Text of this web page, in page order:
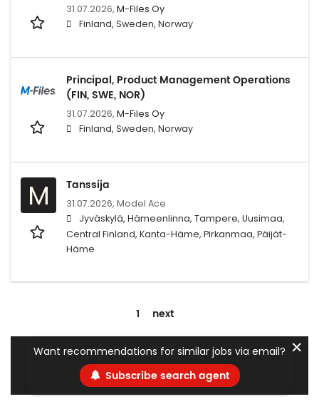
31.07.2026, M-Files Oy
Finland, Sweden, Norway
Principal, Product Management Operations
(FIN, SWE, NOR)
31.07.2026, M-Files Oy
Finland, Sweden, Norway
M Tanssija
31.07.2026, Model Ace
Jyväskylä, Hämeenlinna, Tampere, Uusimaa,
Central Finland, Kanta-Häme, Pirkanmaa, Päijät-
Häme
1 next
Want recommendations for similar jobs via email?
Subscribe search agent
✕